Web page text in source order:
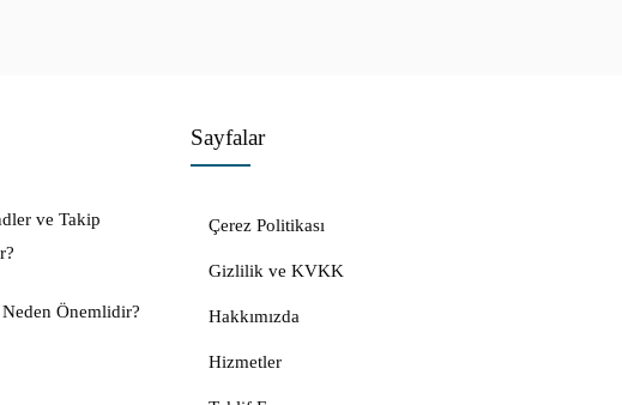
ve Takip
Önemlidir?
Sayfalar
Çerez Politikası
Gizlilik ve KVKK
Hakkımızda
Hizmetler